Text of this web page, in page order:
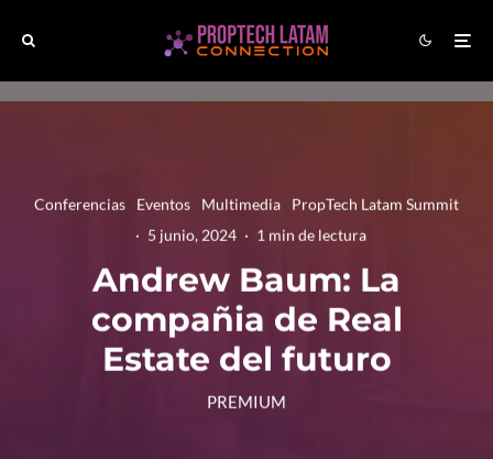
Conferencias Eventos Multimedia
PropTech Latam Summit
· 5 junio, 2024 · 1 min de lectura
Andrew Baum: La
compañia de Real
Estate del futuro
PREMIUM